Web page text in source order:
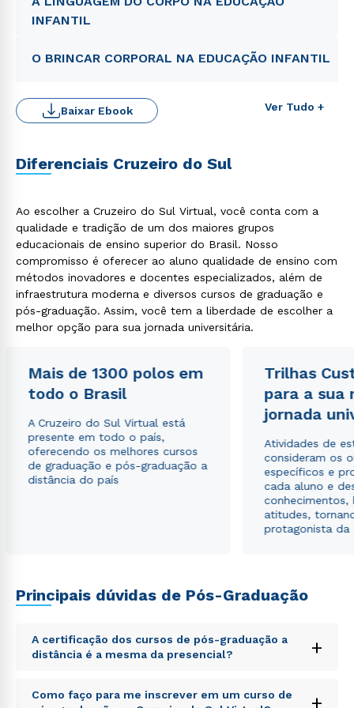
INFANTIL
O BRINCAR CORPORAL NA EDUCAÇÃO INFANTIL
Ver Tudo +
Baixar Ebook
Diferenciais Cruzeiro do Sul
Ao escolher a Cruzeiro do Sul Virtual, você conta com a
qualidade e tradição de um dos maiores grupos
educacionais de ensino superior do Brasil. Nosso
compromisso é oferecer ao aluno qualidade de ensino com
métodos inovadores e docentes especializados, além de
infraestrutura moderna e diversos cursos de graduação e
pós-graduação. Assim, você tem a liberdade de escolher a
melhor opção para sua jornada universitária.
Mais de 1300 polos em
todo o Brasil
A Cruzeiro do Sul Virtual está
presente em todo o país,
oferecendo os melhores cursos
de graduação e pós-graduação a
distância do país
Trilhas
para a sua
jornada
Atividades de
consideram os
específicos e
cada aluno e
conhecimentos,
atitudes,
protagonista da
Principais dúvidas de Pós-Graduação
A certificação dos cursos de pós-graduação a
distância é a mesma da presencial?
+
Sed ut perspiciatis unde omnis iste natus error sit
voluptatem accusantium doloremque laudantium,
Como faço para me inscrever em um curso de
+
Rápido e fácil
WhatsApp
ou
Política de Privacidade.e
autorizo que meus dados sejam utilizados para o
envio de conteúdos da Cruzeiro do Sul.